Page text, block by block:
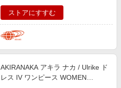
ストアにすすむ
AKIRANAKA アキラ ナカ / Ulrike ド
レス IV ワンピース WOMEN